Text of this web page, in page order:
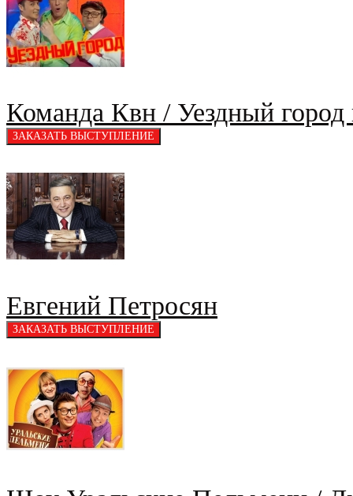
Команда Квн / Уездный
Евгений Петросян